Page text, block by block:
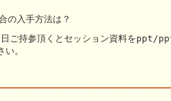
の入手方法は？
ご持参頂くとセッション資料を
い。